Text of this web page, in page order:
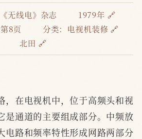
《无线电》杂志
1979年 🔗
第8页 分类： 电视机装修 🔗
北田 🔗
，在电视机中，位于高频头和视
是通道的主要组成部分。中频放
电路和频率特性形成网路两部分